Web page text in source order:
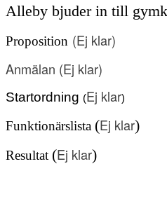
Alleby bjuder in till
Proposition (Ej klar)
Anmälan (Ej klar)
Startordning (Ej klar)
Funktionärslista (Ej klar)
Resultat (Ej klar)